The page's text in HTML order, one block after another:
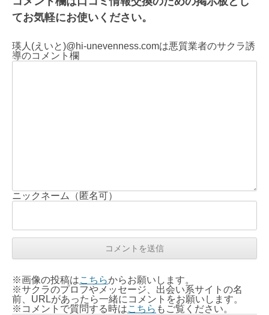
てお気軽にお使いください。
瑛人(えいと)@hi-unevenness.comは悪質業者のサクラ誘
導のコメント欄
ニックネーム（匿名可）
※画像の投稿はこちらからお願いします。
※サクラのプロフやメッセージ、出会い系サイトの名
前、URLがあったら一緒にコメントをお願いします。
※コメントで質問する時はこちら もご覧ください。